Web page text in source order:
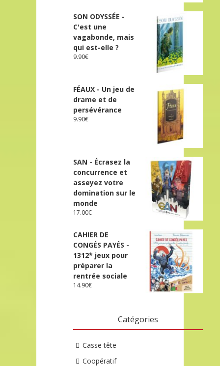
SON ODYSSÉE -
C'est une
vagabonde, mais
qui est-elle ?
9.90€
FÉAUX - Un jeu de
drame et de
persévérance
9.90€
SAN - Écrasez la
concurrence et
asseyez votre
domination sur le
monde
17.00€
CAHIER DE
CONGÉS PAYÉS -
1312* jeux pour
préparer la
rentrée sociale
14.90€
Catégories
Casse tête
Coopératif